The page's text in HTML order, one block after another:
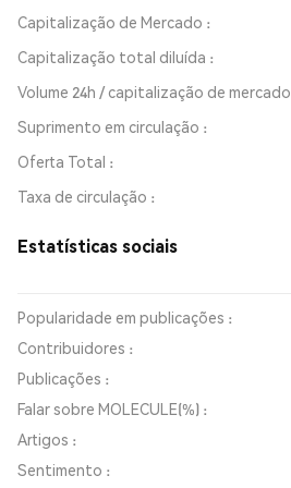
Capitalização de Mercado
Capitalização total diluída
Volume 24h / capitalização de mercado
Suprimento em circulação
Oferta Total
Taxa de circulação
Estatísticas sociais
Popularidade em publicações :
Contribuidores :
Publicações :
Falar sobre MOLECULE(%) :
Artigos :
Sentimento :